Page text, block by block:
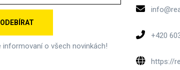
informovaní o všech novinkách!
+420
https://